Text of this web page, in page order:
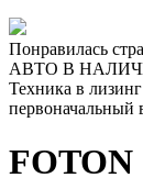
Понравилась
АВТО В
Техника в лизинг
первоначальный
FOTON